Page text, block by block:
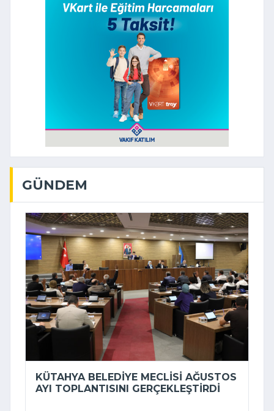
GÜNDEM
KÜTAHYA BELEDIYE MECLISI AĞUSTOS
AYI TOPLANTISINI GERÇEKLEŞTIRDI